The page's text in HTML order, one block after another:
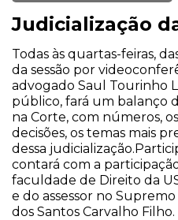
Judicialização
Todas às quartas-feiras,
da sessão por
advogado Saul Tourinho
público, fará um balanço
na Corte, com números,
decisões, os temas mais
dessa
contará com a
faculdade de Direito da
e do assessor no
dos Santos Carvalho Filho.